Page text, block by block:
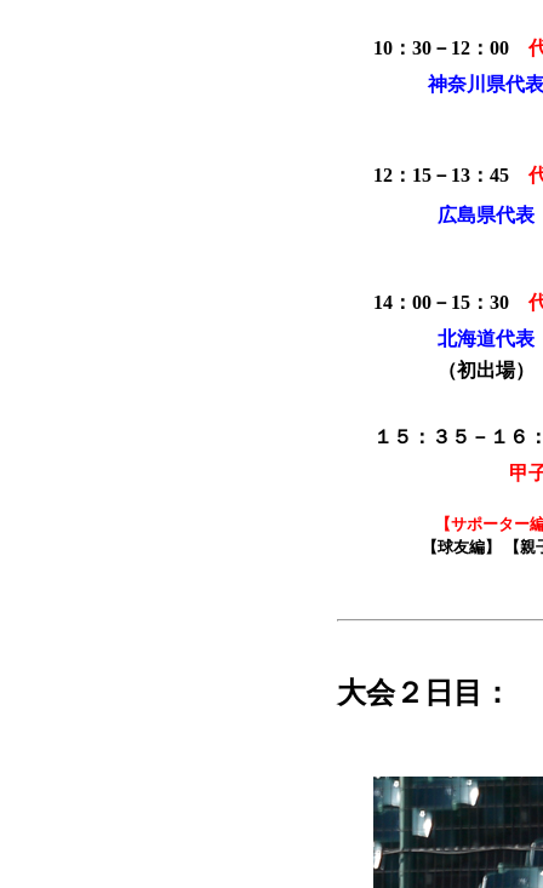
10：30－12：00
神奈川県代表
12：15－13：45
広島県代表
14：00－15：30
北海道代表
（初出場）
１５：３５－１６
甲
【サポーター
【球友編】 【
大会２日目：